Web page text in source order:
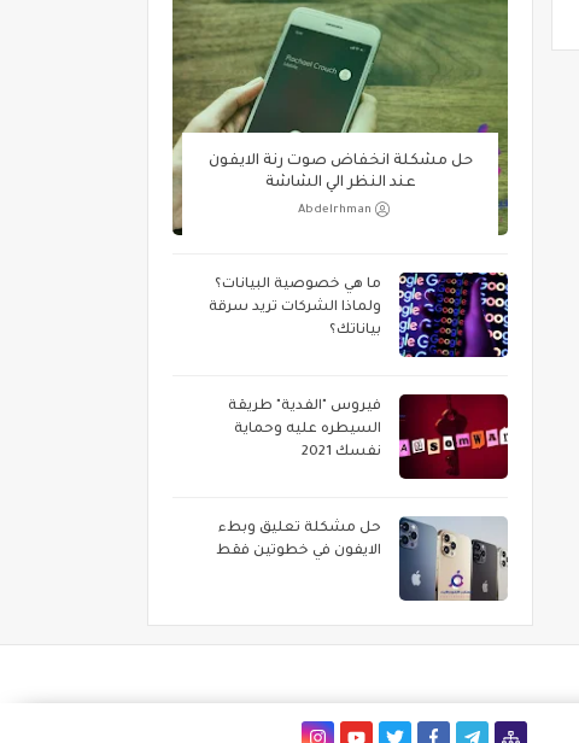
حل مشكلة انخفاض صوت رنة الايفون
عند النظر الي الشاشة
Abdelrhman
ما هي خصوصية البيانات؟
ولماذا الشركات تريد سرقة
بياناتك؟
فيروس "الفدية" طريقة
السيطره عليه وحماية
نفسك 2021
حل مشكلة تعليق وبطء
الايفون في خطوتين فقط